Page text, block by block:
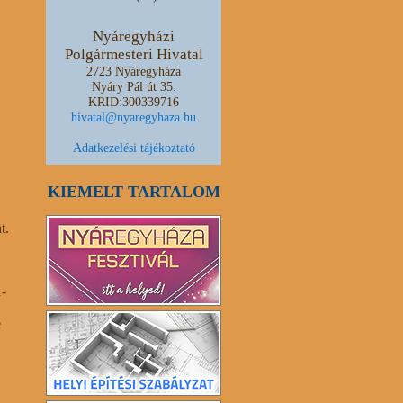
Nyáregyházi
Polgármesteri Hivatal
2723 Nyáregyháza
Nyáry Pál út 35.
KRID:300339716
hivatal@nyaregyhaza.hu
Adatkezelési tájékoztató
KIEMELT TARTALOM